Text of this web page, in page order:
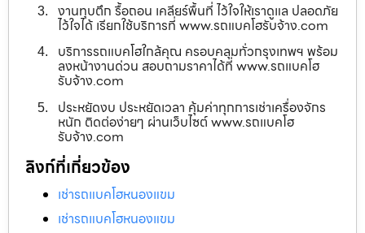
งานทุบตึก รื้อถอน เคลียร์พื้นที่ ไว้ใจให้เราดูแล ปลอดภัย
ไว้ใจได้ เรียกใช้บริการที่ www.รถแบคโฮรับจ้าง.com
บริการรถแบคโฮใกล้คุณ ครอบคลุมทั่วกรุงเทพฯ พร้อม
ลงหน้างานด่วน สอบถามราคาได้ที่ www.รถแบคโฮ
รับจ้าง.com
ประหยัดงบ ประหยัดเวลา คุ้มค่าทุกการเช่าเครื่องจักร
หนัก ติดต่อง่ายๆ ผ่านเว็บไซต์ www.รถแบคโฮ
รับจ้าง.com
ลิงก์ที่เกี่ยวข้อง
เช่ารถแบคโฮหนองแขม
เช่ารถแบคโฮหนองแขม